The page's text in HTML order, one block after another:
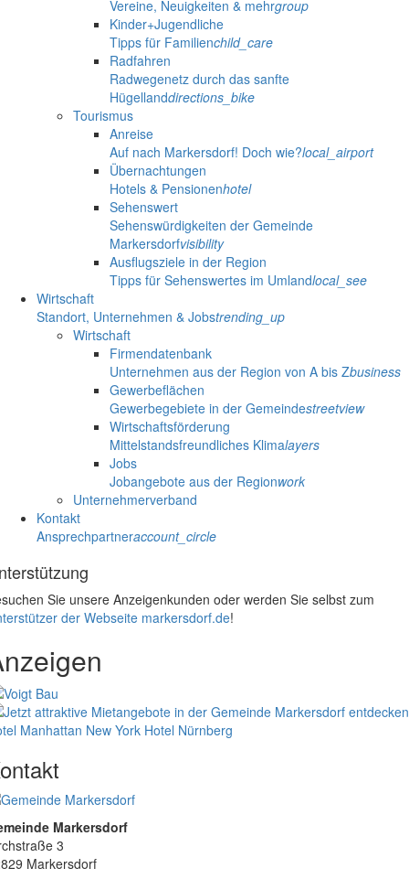
Vereine, Neuigkeiten & mehrgroup
Kinder+Jugendliche
Tipps für Familienchild_care
Radfahren
Radwegenetz durch das sanfte
Hügellanddirections_bike
Tourismus
Anreise
Auf nach Markersdorf! Doch wie?local_airport
Übernachtungen
Hotels & Pensionenhotel
Sehenswert
Sehenswürdigkeiten der Gemeinde
Markersdorfvisibility
Ausflugsziele in der Region
Tipps für Sehenswertes im Umlandlocal_see
Wirtschaft
Standort, Unternehmen & Jobstrending_up
Wirtschaft
Firmendatenbank
Unternehmen aus der Region von A bis Zbusiness
Gewerbeflächen
Gewerbegebiete in der Gemeindestreetview
Wirtschaftsförderung
Mittelstandsfreundliches Klimalayers
Jobs
Jobangebote aus der Regionwork
Unternehmerverband
Kontakt
Ansprechpartneraccount_circle
Sie unsere Anzeigenkunden oder werden Sie selbst zum
der Webseite markersdorf.de!
Manhattan New York Hotel Nürnberg
Markersdorf
3
Markersdorf